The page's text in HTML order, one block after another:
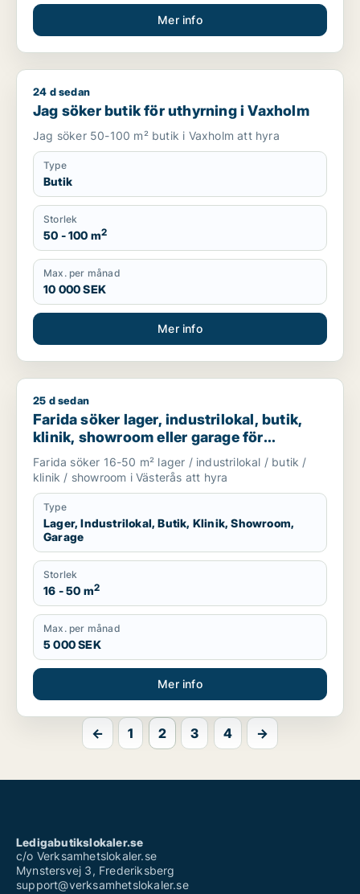
Mer info
Jag söker butik för uthyrning i Vaxholm
24 d sedan
Jag söker butik för uthyrning i Vaxholm
Jag söker 50-100 m² butik i Vaxholm att hyra
Type
Butik
Storlek
50 - 100 m2
Max. per månad
10 000 SEK
Mer info
Farida söker lager, industrilokal, butik, klinik, showroom
25 d sedan
Farida söker lager, industrilokal, butik,
klinik, showroom eller garage för
uthyrning i Västerås
Farida söker 16-50 m² lager / industrilokal / butik /
klinik / showroom i Västerås att hyra
Type
Lager, Industrilokal, Butik, Klinik, Showroom,
Garage
Storlek
16 - 50 m2
Max. per månad
5 000 SEK
Mer info
← 1 2 3 4 →
Ledigabutikslokaler.se
c/o Verksamhetslokaler.se
Mynstersvej 3, Frederiksberg
support@verksamhetslokaler.se